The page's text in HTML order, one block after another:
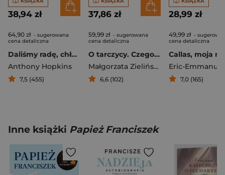
38,94 zł
64,90 zł - sugerowana
cena detaliczna
Daliśmy radę, chłopaku Wspomnienia
Anthony Hopkins
7,5 (455)
37,86 zł
59,99 zł - sugerowana
cena detaliczna
O tarczycy. Czego ginekolog ci nie powie
Małgorzata Zielińska
Tadeusz
6,6 (102)
28,99 zł
49,99 zł -
cena detaliczna
7,0 (165)
Inne książki Papież Franciszek